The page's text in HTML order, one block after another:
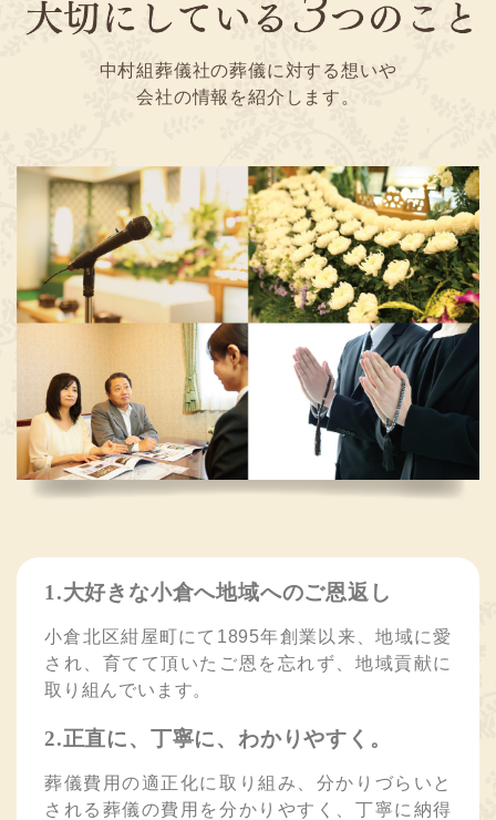
中村組葬儀社の葬儀に対する想いや
会社の情報を紹介します。
1.大好きな小倉へ地域へのご恩返し
小倉北区紺屋町にて1895年創業以来、地域に愛
され、育てて頂いたご恩を忘れず、地域貢献に
取り組んでいます。
2.正直に、丁寧に、わかりやすく。
葬儀費用の適正化に取り組み、分かりづらいと
される葬儀の費用を分かりやすく、丁寧に納得